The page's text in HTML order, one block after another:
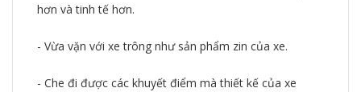
hơn và tinh tế hơn.
- Vừa vặn với xe trông như sản phẩm zin của xe.
- Che đi được các khuyết điểm mà thiết kế của xe